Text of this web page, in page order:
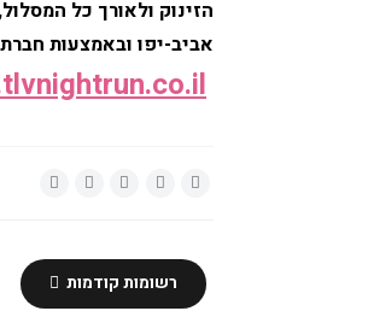
אביב-יפו ובאמצעות
רשומות קודמות